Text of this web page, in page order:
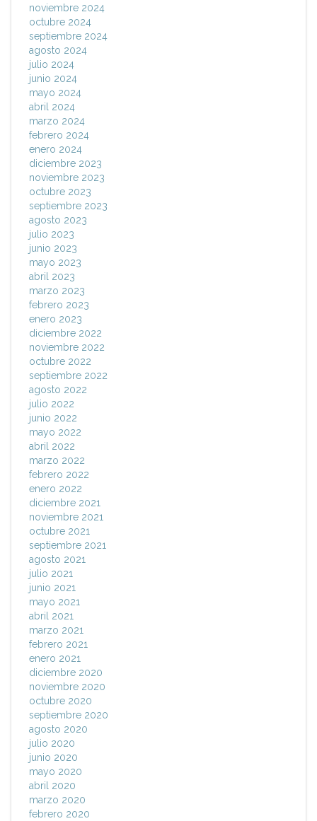
noviembre 2024
octubre 2024
septiembre 2024
agosto 2024
julio 2024
junio 2024
mayo 2024
abril 2024
marzo 2024
febrero 2024
enero 2024
diciembre 2023
noviembre 2023
octubre 2023
septiembre 2023
agosto 2023
julio 2023
junio 2023
mayo 2023
abril 2023
marzo 2023
febrero 2023
enero 2023
diciembre 2022
noviembre 2022
octubre 2022
septiembre 2022
agosto 2022
julio 2022
junio 2022
mayo 2022
abril 2022
marzo 2022
febrero 2022
enero 2022
diciembre 2021
noviembre 2021
octubre 2021
septiembre 2021
agosto 2021
julio 2021
junio 2021
mayo 2021
abril 2021
marzo 2021
febrero 2021
enero 2021
diciembre 2020
noviembre 2020
octubre 2020
septiembre 2020
agosto 2020
julio 2020
junio 2020
mayo 2020
abril 2020
marzo 2020
febrero 2020